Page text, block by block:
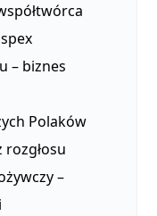
– biznes
Polaków
rozgłosu
–